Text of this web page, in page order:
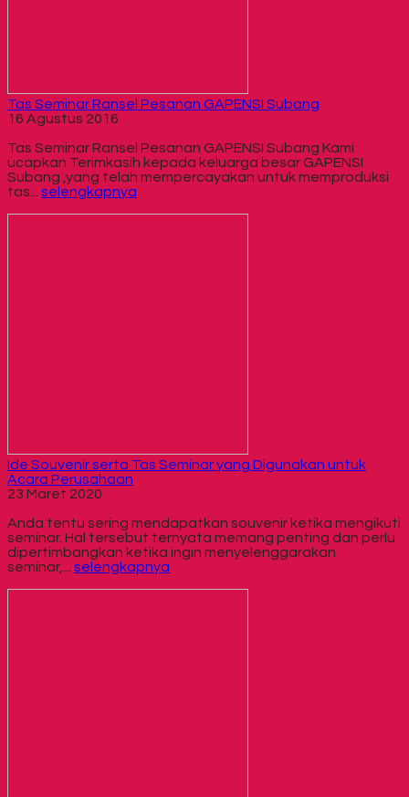
Tas Seminar Ransel Pesanan GAPENSI Subang
16 Agustus 2016
Tas Seminar Ransel Pesanan GAPENSI Subang Kami
ucapkan Terimkasih kepada keluarga besar GAPENSI
Subang ,yang telah mempercayakan untuk memproduksi
tas... selengkapnya
Ide Souvenir serta Tas Seminar yang Digunakan untuk
Acara Perusahaan
23 Maret 2020
Anda tentu sering mendapatkan souvenir ketika mengikuti
seminar. Hal tersebut ternyata memang penting dan perlu
dipertimbangkan ketika ingin menyelenggarakan
seminar,... selengkapnya